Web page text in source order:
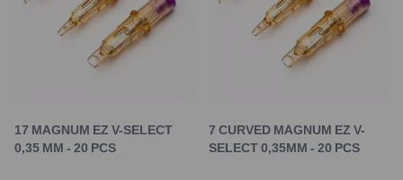
17 MAGNUM EZ V-SELECT
0,35 MM - 20 PCS
7 CURVED MAGNUM EZ V-
SELECT 0,35MM - 20 PCS